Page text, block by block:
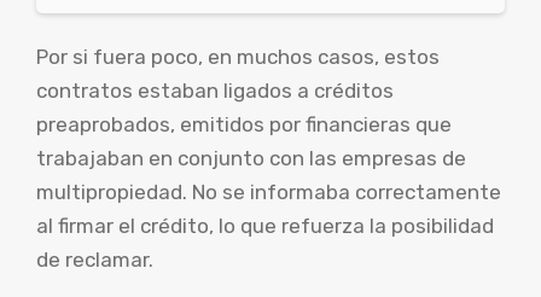
Por si fuera poco, en muchos casos, estos
contratos estaban ligados a créditos
preaprobados, emitidos por financieras que
trabajaban en conjunto con las empresas de
multipropiedad. No se informaba correctamente
al firmar el crédito, lo que refuerza la posibilidad
de reclamar.